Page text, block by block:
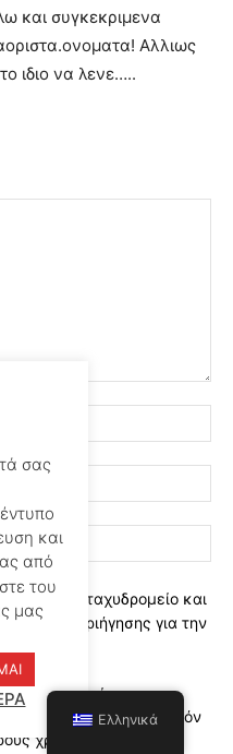
και συγκεκριμενα
Αλλιως
ιδιο να λενε…..
ταχυδρομείο και
περιήγησης για την
συμφωνείτε με την
δεδομένων σας από αυτόν
χρήσης της σελίδας
σας
και
από
του
μας
Ελληνικά